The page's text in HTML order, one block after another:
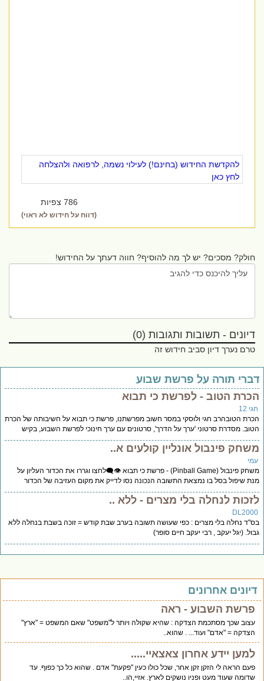
להקדשת החידוש (בחינם!) לעילוי נשמה, לרפואה ולהצלחה
לחץ כאן
786 צפיות
(דווח על חידוש לא ראוי)
חולק? מסכים? יש לך מה להוסיף? חווה דעתך על החידוש!
דיונים - תשובות ותגובות (0)
טרם נערך דיון סביב חידוש זה
תורה על פרשת שבוע
הטוב - לפרשת כי תבוא
12
הטובהרב חגי ולוסקי במסר חשוב מפרשתנו, פרשת כי תבוא על חשיבותה של הכרת
מסדרת סרטוני 'ערך על הדרך', סרטונים עם ערך חינוכי לפרשת השבוע, בקיש
פינבול אונליין קולעים א..
משחק פינבול (Pinball Game) - פרשת כי תבוא 👁️‍🗨️לחצו וגררו את הכדור העליון על
שיפול בסל בו נמצאת התשובה הנכונה נסו לדייק את מקום העזיבה של הכדור
לנחלה בלי מצרים - ללא ..
נחלה בלי מצרים : כפי שעושה תשובה בערב שבת קודש = זוכה בשבת בנחלה ללא
(יגל יעקב , רבי יעקב חיים סופר)
אחרונים
פרשת השבוע - ראה
עצוב שכך מסתכמת הצדקה : שהיא שקולה ויותר ל"משפט" שאם המשפט = "ארץ"
הצדקה = "אדם" ועוד... . שהוא..
למען יידע אחרון צאצאיי.....
פעם הראה לי הזקן זקן אחר, שכל כולו כעין "פקעת" אדם . שהוא כל כך כפוף. עד
שדומה שעוד מעט ופניו נושקים לארץ. אזיי,הו..